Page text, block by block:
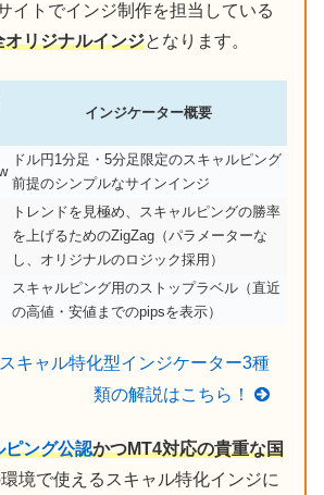
イトでインジ制作を担当している
リジナルインジとなります。
インジケーター概要
ドル円1分足・5分足限定のスキャルピング
前提のシンプルなサインインジ
トレンドを見極め、スキャルピングの勝率
を上げるためのZigZag（パラメーターな
し、オリジナルのロジック採用）
スキャルピング用のストップラベル（直近
の高値・安値までのpipsを表示）
キャル特化型インジケーター3種
類の解説はこちら！
ピング公認かつMT4対応の貴重な国
境で使えるスキャル特化インジに